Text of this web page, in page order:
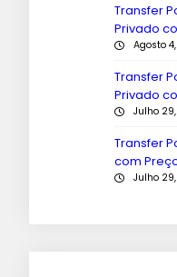
Transfer
Privado
Agosto
Transfer
Privado
Julho
Transfer
com
Julho